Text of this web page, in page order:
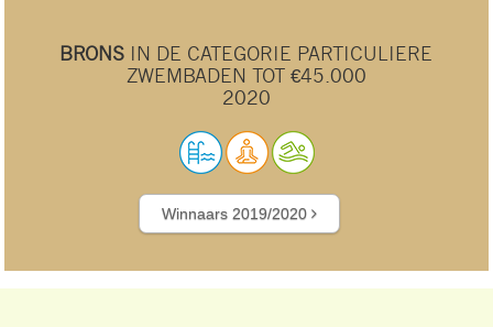
BRONS IN DE CATEGORIE PARTICULIERE
ZWEMBADEN TOT €45.000
2020
Winnaars 2019/2020